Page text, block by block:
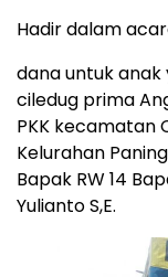
Hadir dalam
dana untuk
ciledug prima
PKK kecamatan
Kelurahan
Bapak RW 14
Yulianto S,E.